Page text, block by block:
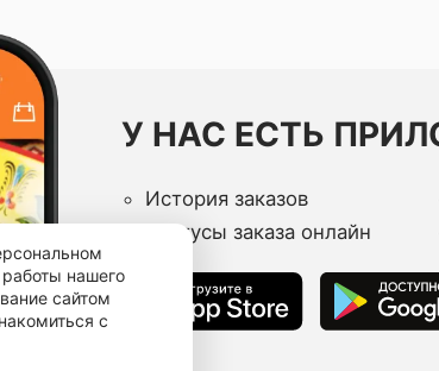
У НАС ЕСТЬ
История заказов
Статусы заказа онлайн
нашего
сайтом
с